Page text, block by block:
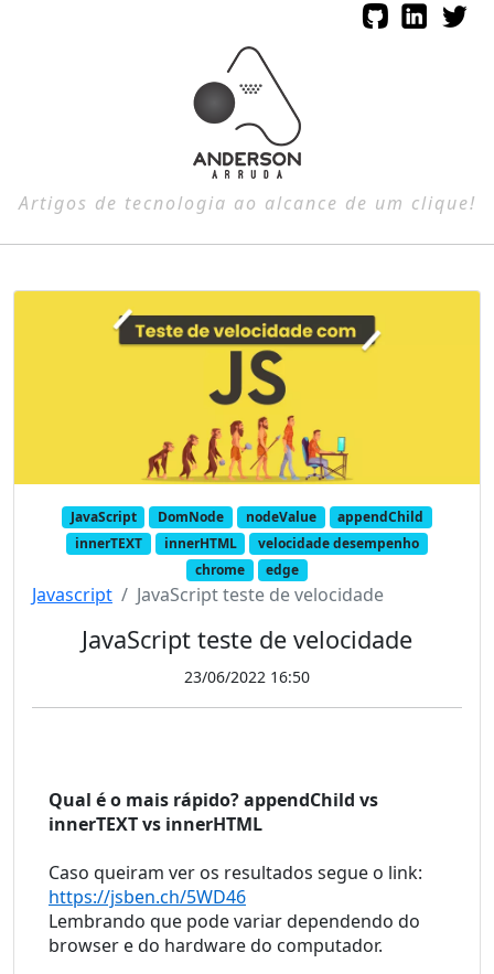
Artigos de tecnologia ao alcance de um clique!
JavaScript DomNode nodeValue
appendChild
innerTEXT
innerHTML
velocidade desempenho
chrome
edge
Javascript JavaScript teste de velocidade
JavaScript teste de velocidade
23/06/2022 16:50
Qual é o mais rápido? appendChild vs
innerTEXT vs innerHTML
https://jsben.ch/5WD46
Lembrando que pode variar dependendo do
browser e do hardware do computador.